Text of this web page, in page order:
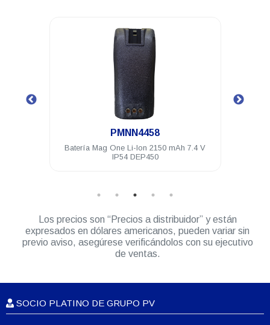
.
PMNN4458
Batería Mag One Li-Ion 2150 mAh 7.4 V
IP54 DEP450
Los precios son “Precios a distribuidor” y están
expresados en dólares americanos, pueden variar sin
previo aviso, asegúrese verificándolos con su ejecutivo
de ventas.
SOCIO PLATINO DE GRUPO PV